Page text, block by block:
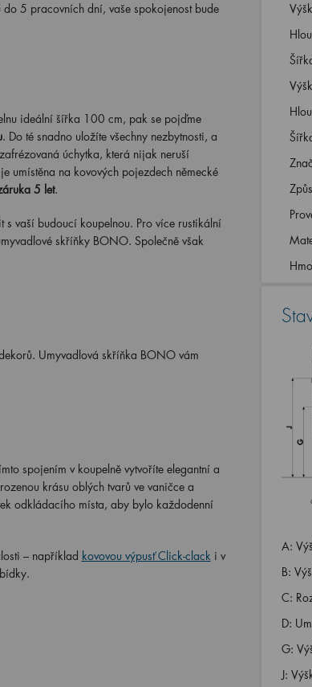
5 pracovních dní, vaše spokojenost bude
ideální šířka 100 cm, pak se pojďme
. Do té snadno uložíte všechny nezbytnosti, a
úchytka, která nijak neruší
umístěna na kovových pojezdech německé
5 let.
s vaší budoucí koupelnou. Pro více rustikální
skříňky BONO. Společně však
Umyvadlová skříňka BONO vám
spojením v koupelně vytvoříte elegantní a
krásu oblých tvarů ve vaničce a
odkládacího místa, aby bylo každodenní
– například kovovou výpusť Click-clacki v
A:
B:
C:
D:
G:
J: